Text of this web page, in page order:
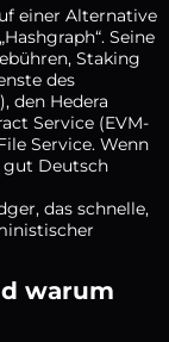
16 min 173
12 min
einer Alternative
Seine
Staking
des
den Hedera
Service (EVM-
Service. Wenn
gut Deutsch
das schnelle,
warum